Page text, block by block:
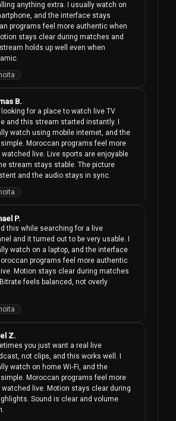
anything extra. I usually watch on
and the interface stays
programs feel more authentic when
stays clear during matches and
holds up well even when
B.
for a place to watch live TV
and this stream started instantly. I
watch using mobile internet, and the
Moroccan programs feel more
live. Live sports are enjoyable
stream stays stable. The picture
and the audio stays in sync.
P.
this while searching for a live
and it turned out to be very usable. I
watch on a laptop, and the interface
programs feel more authentic
Motion stays clear during matches
feels balanced, not overly
Z.
you just want a real live
not clips, and this works well. I
watch on home Wi‑Fi, and the
Moroccan programs feel more
live. Motion stays clear during
Sound is clear and volume